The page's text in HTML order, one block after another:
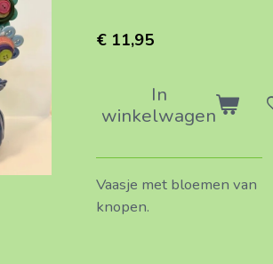
€ 11,95
In
winkelwagen
Vaasje met bloemen van
knopen.